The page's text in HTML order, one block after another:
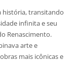
história, transitando
infinita e seu
Renascimento.
arte e
mais icônicas e